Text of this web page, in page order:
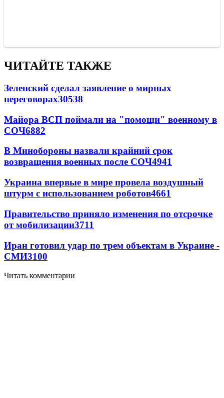
ЧИТАЙТЕ ТАКЖЕ
Зеленский сделал заявление о мирных
переговорах30538
Майора ВСП поймали на "помощи" военному в
СОЧ6882
В Минобороны назвали крайний срок
возвращения военных после СОЧ4941
Украина впервые в мире провела воздушный
штурм с использованием роботов4661
Правительство приняло изменения по отсрочке
от мобилизации3711
Иран готовил удар по трем объектам в Украине -
СМИ3100
Читать комментарии